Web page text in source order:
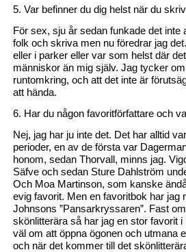
5. Var befinner du dig helst när du
För sex, sju år sedan funkade det inte
folk och skriva men nu föredrar jag
eller i parker eller var som helst där
människor än mig själv. Jag tycker
runtomkring, och att det inte är
att hända.
6. Har du någon favoritförfattare och
Nej, jag har ju inte det. Det har alltid
perioder, en av de första var
honom, sedan Thorvall, minns jag.
Säfve och sedan Sture Dahlström
Och Moa Martinson, som kanske
evig favorit. Men en favoritbok har jag
Johnsons ”Pansarkryssaren”. Fast
skönlitterära så har jag en stor favorit
väl om att öppna ögonen och utmana
och när det kommer till det